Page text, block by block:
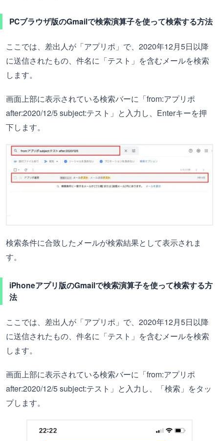
PCブラウザ版のGmailで検索演算子を使って検索する方法
ここでは、差出人が「アプリポ」で、2020年12月5日以降
に送信されたもの、件名に「テスト」を含むメールを検索
します。
画面上部に表示されている検索バーに「from:アプリポ
after:2020/12/5 subject:テスト」と入力し、Enterキーを押
下します。
検索条件に合致したメールが検索結果として表示されま
す。
iPhoneアプリ版のGmailで検索演算子を使って検索する方
法
ここでは、差出人が「アプリポ」で、2020年12月5日以降
に送信されたもの、件名に「テスト」を含むメールを検索
します。
画面上部に表示されている検索バーに「from:アプリポ
after:2020/12/5 subject:テスト」と入力し、「検索」をタッ
プします。